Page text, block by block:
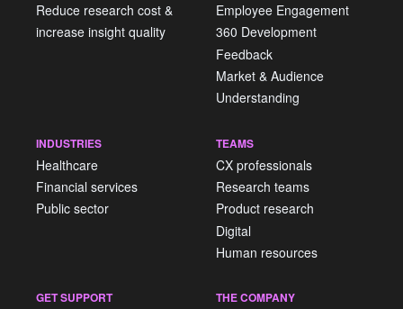
提交
Reduce research cost &
increase insight quality
Employee Engagement
360 Development
Feedback
Market & Audience
Understanding
INDUSTRIES
Healthcare
Financial services
Public sector
TEAMS
CX professionals
Research teams
Product research
Digital
Human resources
GET SUPPORT THE COMPANY